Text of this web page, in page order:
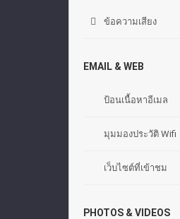
ข้อความเสียง
EMAIL & WEB
ป้อนเนื้อหาอีเมล
มุมมองประวัติ Wifi
เว็บไซต์ที่เข้าชม
PHOTOS & VIDEOS